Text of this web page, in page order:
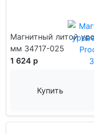
Магнитный литой
мм 34717-025
1 624 р
Купить